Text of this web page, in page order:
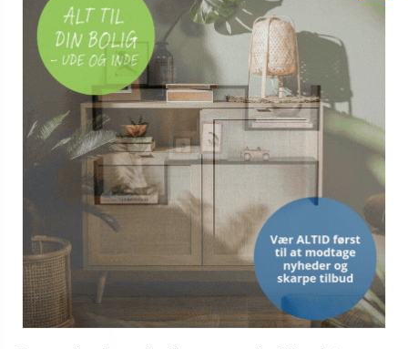
NO NAME
Cool Wind CFH-200DB
valdhorn i ABS - blå
5.299,- Vis
På lager
NO NAME
Cool Wind CTB-100RD
tenorbasun i ABS - rød
1.499,- Vis
NY